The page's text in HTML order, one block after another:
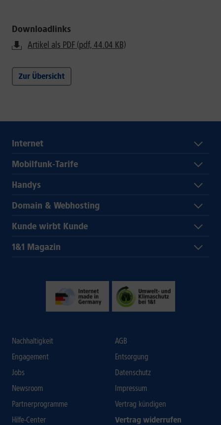
Downloadlinks
Artikel als PDF (pdf, 44.04 KB)
Zur Übersicht
Internet
Mobilfunk-Tarife
Handys
Domain & Webhosting
Kunde wirbt Kunde
1&1 Magazin
Nachhaltigkeit
Engagement
Jobs
Newsroom
Partnerprogramme
Hilfe-Center
AGB
Entsorgung
Datenschutz
Impressum
Vertrag kündigen
Vertrag widerrufen